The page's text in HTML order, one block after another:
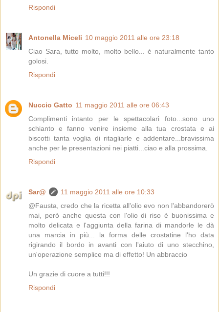
Rispondi
Antonella Miceli 10 maggio 2011 alle ore 23:18
Ciao Sara, tutto molto, molto bello... è naturalmente tanto
golosi.
Rispondi
Nuccio Gatto 11 maggio 2011 alle ore 06:43
Complimenti intanto per le spettacolari foto...sono uno
schianto e fanno venire insieme alla tua crostata e ai
biscotti tanta voglia di ritagliarle e addentare...bravissima
anche per le presentazioni nei piatti...ciao e alla prossima.
Rispondi
Sar@
11 maggio 2011 alle ore 10:33
@Fausta, credo che la ricetta all'olio evo non l'abbandorerò
mai, però anche questa con l'olio di riso è buonissima e
molto delicata e l'aggiunta della farina di mandorle le dà
una marcia in più... la forma delle crostatine l'ho data
rigirando il bordo in avanti con l'aiuto di uno stecchino,
un'operazione semplice ma di effetto! Un abbraccio
Un grazie di cuore a tutti!!!
Rispondi